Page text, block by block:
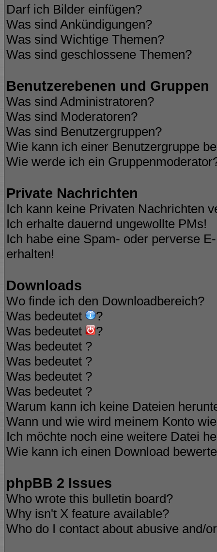
Darf ich Bilder einfügen?
Was sind Ankündigungen?
Was sind Wichtige Themen?
Was sind geschlossene Themen?
Benutzerebenen und Gruppen
Was sind Administratoren?
Was sind Moderatoren?
Was sind Benutzergruppen?
Wie kann ich einer Benutzergruppe
Wie werde ich ein
Private Nachrichten
Ich kann keine Privaten Nachrichten
Ich erhalte dauernd ungewollte PMs!
Ich habe eine Spam- oder perverse
erhalten!
Downloads
Wo finde ich den Downloadbereich?
Was bedeutet
?
Was bedeutet
?
Was bedeutet ?
Was bedeutet ?
Was bedeutet ?
Was bedeutet ?
Warum kann ich keine Dateien
Wann und wie wird meinem Konto
Ich möchte noch eine weitere Datei
Wie kann ich einen Download
phpBB 2 Issues
Who wrote this bulletin board?
Why isn't X feature available?
Who do I contact about abusive and/